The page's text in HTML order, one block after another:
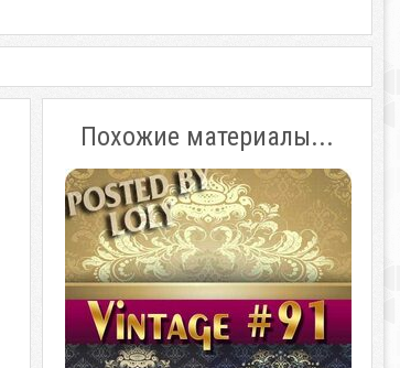
Похожие материалы...